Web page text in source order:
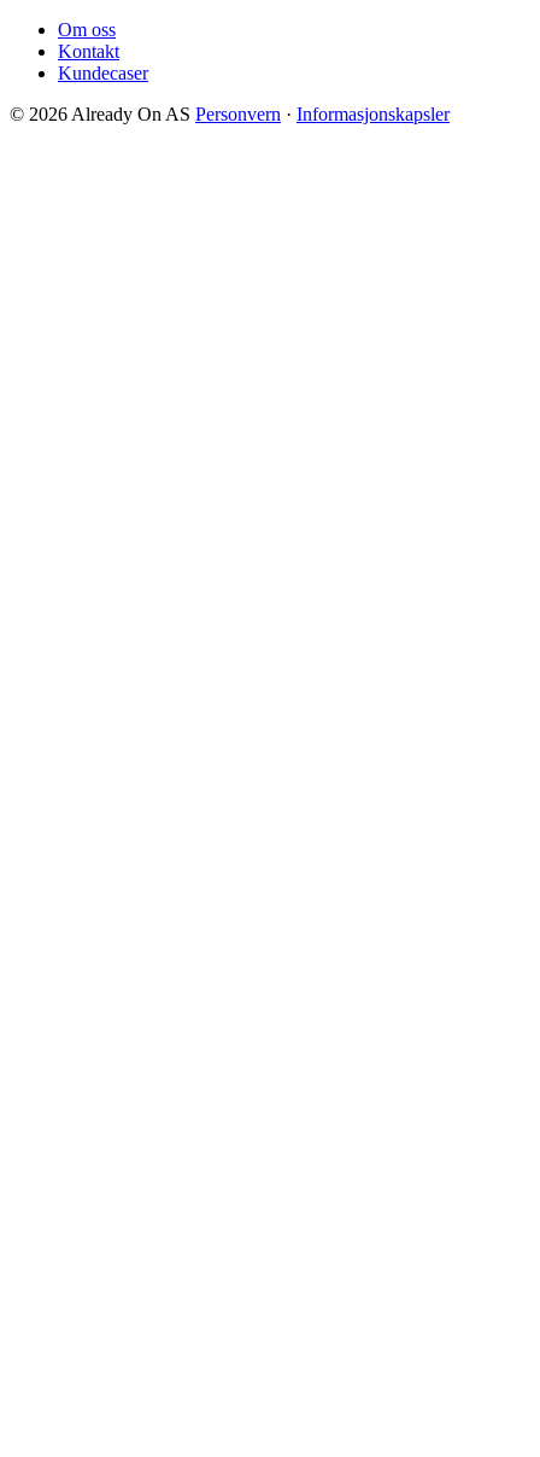
Om oss
Kontakt
Kundecaser
© 2026 Already On AS Personvern · Informasjonskapsler